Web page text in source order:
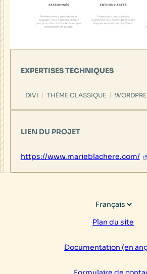
EXPERTISES TECHNIQUES
DIVI THÈME CLASSIQUE
LIEN DU PROJET
https://www.marieblachere.com/
Choisir
langue
Plan du site
Documentation (en